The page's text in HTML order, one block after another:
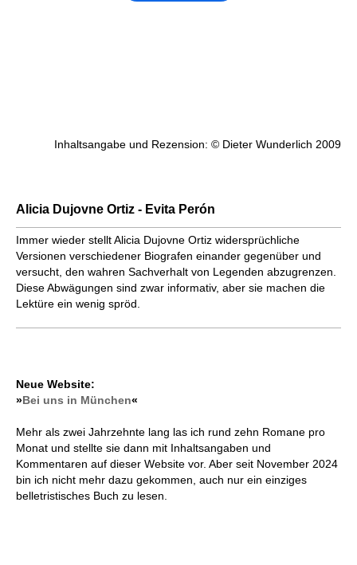
Inhaltsangabe und Rezension: © Dieter Wunderlich 2009
Alicia Dujovne Ortiz - Evita Perón
Immer wieder stellt Alicia Dujovne Ortiz widersprüchliche
Versionen verschiedener Biografen einander gegenüber und
versucht, den wahren Sachverhalt von Legenden abzugrenzen.
Diese Abwägungen sind zwar informativ, aber sie machen die
Lektüre ein wenig spröd.
Neue Website:
»Bei uns in München«
Mehr als zwei Jahrzehnte lang las ich rund zehn Romane pro
Monat und stellte sie dann mit Inhaltsangaben und
Kommentaren auf dieser Website vor. Aber seit November 2024
bin ich nicht mehr dazu gekommen, auch nur ein einziges
belletristisches Buch zu lesen.